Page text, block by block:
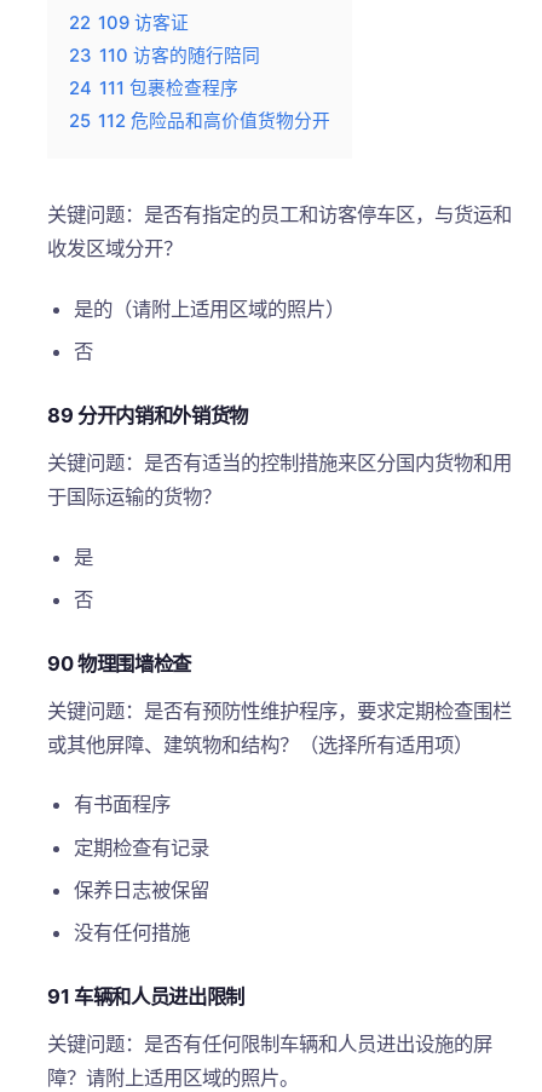
22 109 访客证
23 110 访客的随行陪同
24 111 包裹检查程序
25 112 危险品和高价值货物分开
关键问题：是否有指定的员工和访客停车区，与货运和
收发区域分开？
是的（请附上适用区域的照片）
否
89 分开内销和外销货物
关键问题：是否有适当的控制措施来区分国内货物和用
于国际运输的货物？
是
否
90 物理围墙检查
关键问题：是否有预防性维护程序，要求定期检查围栏
或其他屏障、建筑物和结构？（选择所有适用项）
有书面程序
定期检查有记录
保养日志被保留
没有任何措施
91 车辆和人员进出限制
关键问题：是否有任何限制车辆和人员进出设施的屏
障？请附上适用区域的照片。